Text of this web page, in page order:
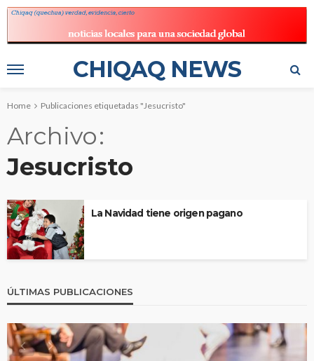
CHIQAQ NEWS
Home Publicaciones etiquetadas "Jesucristo"
Archivo
Jesucristo
La Navidad tiene origen pagano
ÚLTIMAS PUBLICACIONES